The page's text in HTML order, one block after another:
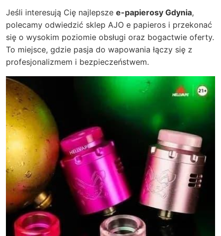
Jeśli interesują Cię najlepsze e-papierosy Gdynia,
polecamy odwiedzić sklep AJO e papieros i przekonać
się o wysokim poziomie obsługi oraz bogactwie oferty.
To miejsce, gdzie pasja do wapowania łączy się z
profesjonalizmem i bezpieczeństwem.